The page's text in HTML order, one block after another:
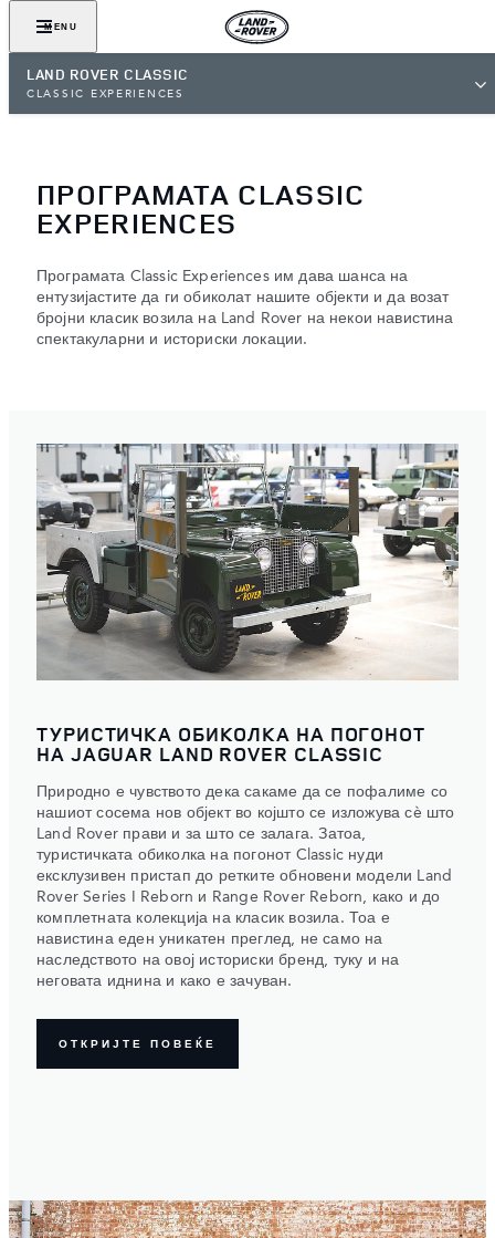
MENU
LAND ROVER CLASSIC
CLASSIC EXPERIENCES
ПРОГРАМАТА CLASSIC
EXPERIENCES
Програмата Classic Experiences им дава шанса на
ентузијастите да ги обиколат нашите објекти и да возат
бројни класик возила на Land Rover на некои навистина
спектакуларни и историски локации.
ТУРИСТИЧКА ОБИКОЛКА НА ПОГОНОТ
НА JAGUAR LAND ROVER CLASSIC
Природно е чувството дека сакаме да се пофалиме со
нашиот сосема нов објект во којшто се изложува сè што
Land Rover прави и за што се залага. Затоа,
туристичката обиколка на погонот Classic нуди
ексклузивен пристап до ретките обновени модели Land
Rover Series I Reborn и Range Rover Reborn, како и до
комплетната колекција на класик возила. Тоа е
навистина еден уникатен преглед, не само на
наследството на овој историски бренд, туку и на
неговата иднина и како е зачуван.
ОТКРИЈТЕ ПОВЕЌЕ